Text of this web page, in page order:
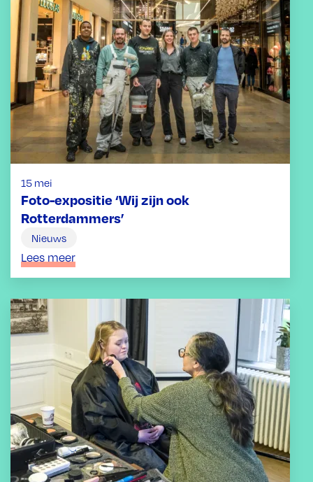
Foto-expositie ‘Wij zijn ook
Rotterdammers’
15 mei
Nieuws
Lees meer